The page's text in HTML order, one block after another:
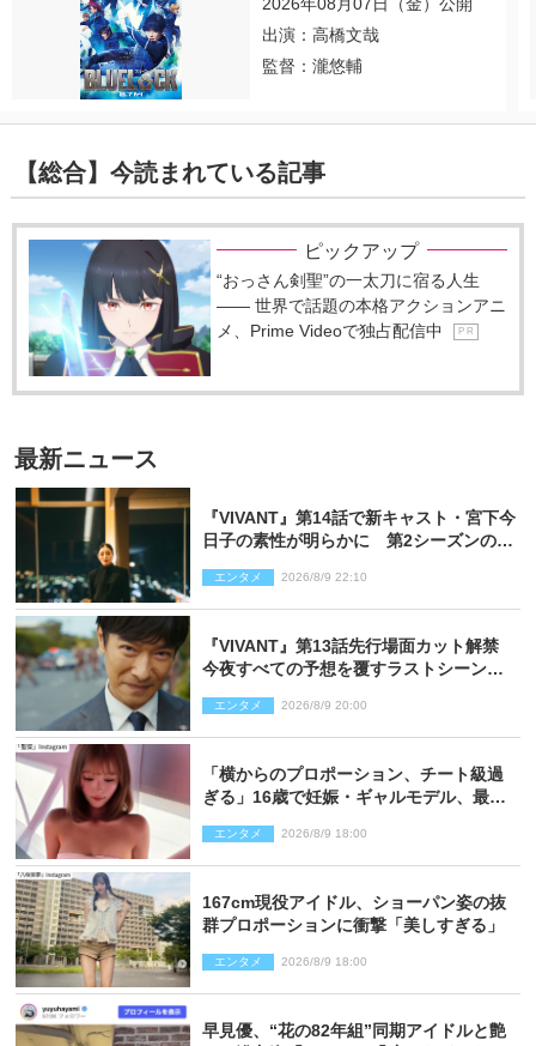
出演：高橋文哉
監督：瀧悠輔
【総合】今読まれている記事
ピックアップ
“おっさん剣聖”の一太刀に宿る人生
―― 世界で話題の本格アクションアニ
メ、Prime Videoで独占配信中
P R
最新ニュース
『VIVANT』第14話で新キャスト・宮下今
日子の素性が明らかに 第2シーズンのキ
エンタメ 2026/8/9 22:10
『VIVANT』第13話先行場面カット解禁
今夜すべての予想を覆すラストシーン
エンタメ 2026/8/9 20:00
「横からのプロポーション、チート級過
ぎる」16歳で妊娠・ギャルモデル、最新
エンタメ 2026/8/9 18:00
167cm現役アイドル、ショーパン姿の抜
群プロポーションに衝撃「美しすぎる」
エンタメ 2026/8/9 18:00
早見優、“花の82年組”同期アイドルと艶